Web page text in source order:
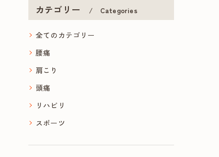
カテゴリー Categories
全てのカテゴリー
腰痛
肩こり
頭痛
リハビリ
スポーツ